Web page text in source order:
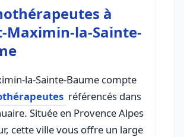
à
Maximin-la-Sainte-
la-Sainte-Baume compte
référencés dans
Située en Provence Alpes
cette ville vous offre un large